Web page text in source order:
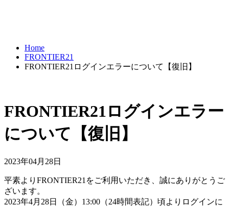
Home
FRONTIER21
FRONTIER21ログインエラーについて【復旧】
FRONTIER21ログインエラー
について【復旧】
2023年04月28日
平素よりFRONTIER21をご利用いただき、誠にありがとうご
ざいます。
2023年4月28日（金）13:00（24時間表記）頃よりログインに